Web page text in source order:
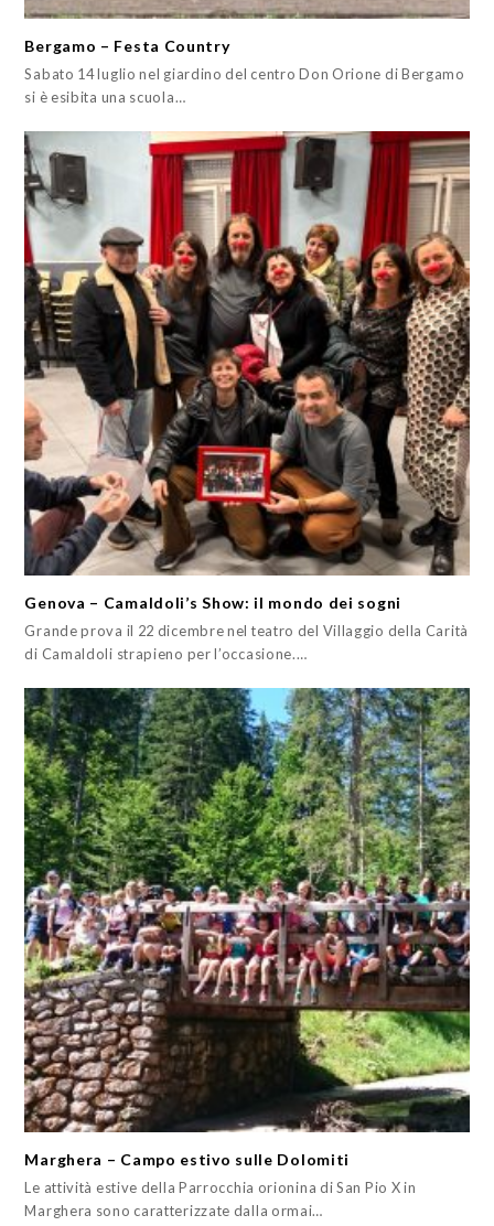
Bergamo – Festa Country
Sabato 14 luglio nel giardino del centro Don Orione di Bergamo
si è esibita una scuola…
Genova – Camaldoli’s Show: il mondo dei sogni
Grande prova il 22 dicembre nel teatro del Villaggio della Carità
di Camaldoli strapieno per l’occasione.…
Marghera – Campo estivo sulle Dolomiti
Le attività estive della Parrocchia orionina di San Pio X in
Marghera sono caratterizzate dalla ormai…